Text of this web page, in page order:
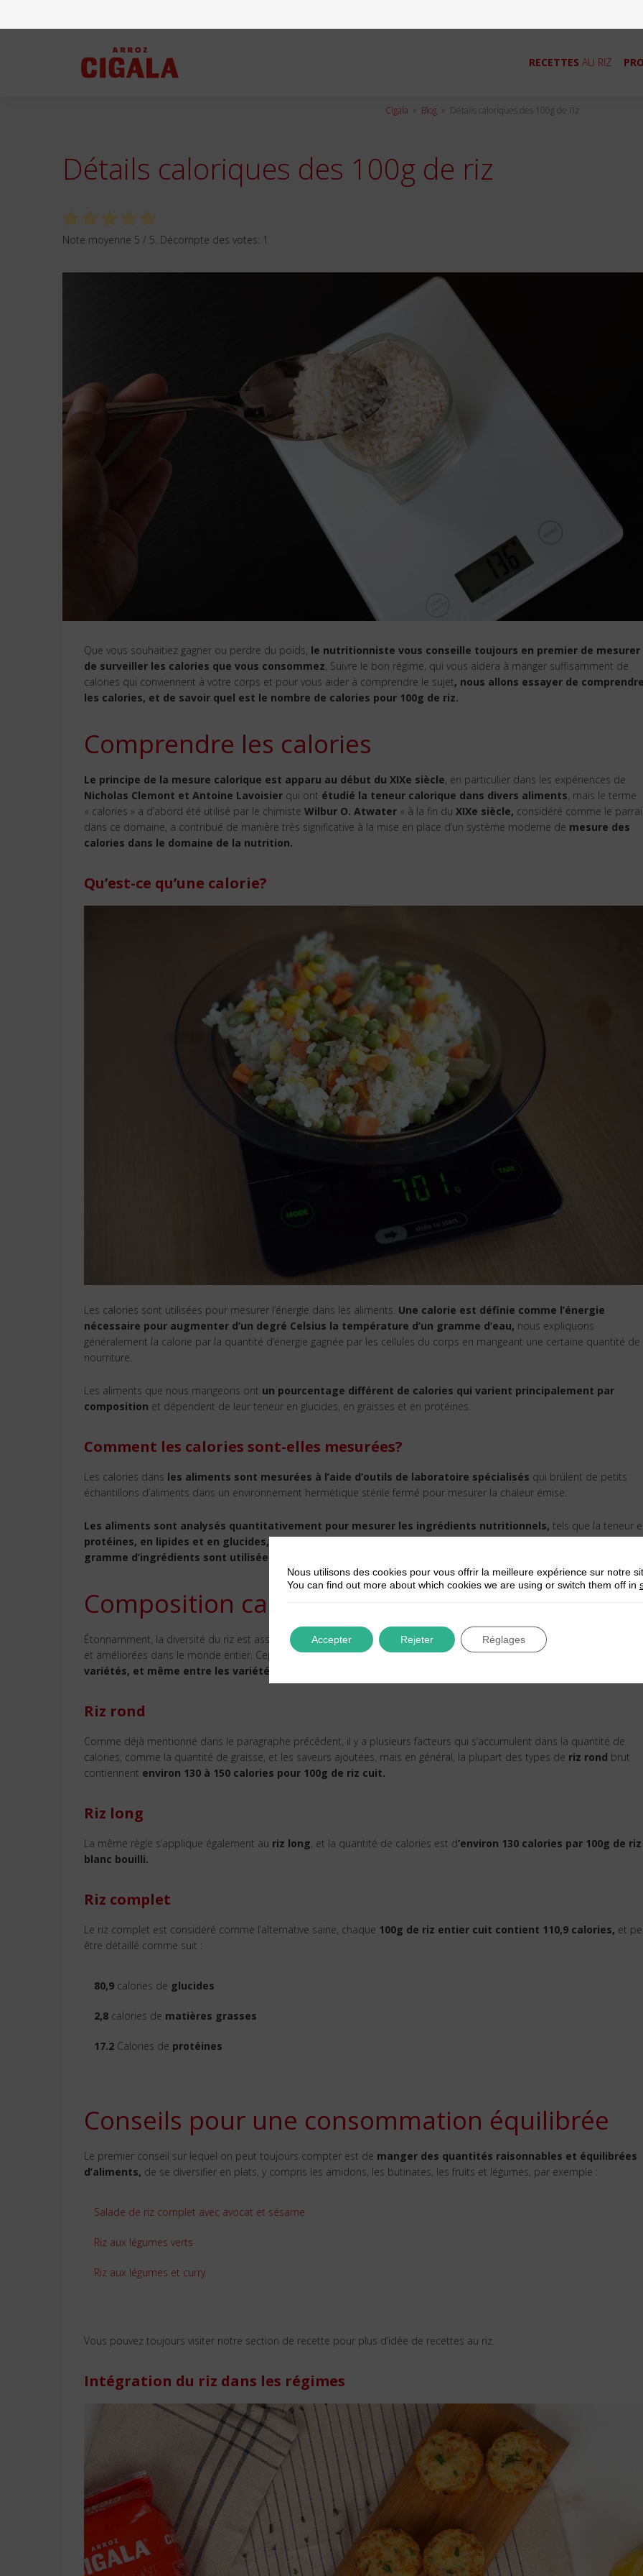
RECETTES AU RIZ
Cigala » Blog » Détails caloriques des 100g de riz
Détails caloriques des 100g de riz
Note moyenne 5 / 5. Décompte des votes: 1
Que vous souhaitiez gagner ou perdre du poids, le nutritionniste vous conseille toujours en premier de mesurer
de surveiller les calories que vous consommez , Suivre le bon régime, qui vous aidera à manger suffisamment de
calories qui conviennent à votre corps et pour vous aider à comprendre le sujet, nous allons essayer de comprendre
les calories, et de savoir quel est le nombre de calories pour 100g de riz.
Comprendre les calories
Le principe de la mesure calorique est apparu au début du XIXe siècle , en particulier dans les expériences de
Nicholas Clemont et Antoine Lavoisier qui ont étudié la teneur calorique dans divers aliments , mais le terme
« calories » a d’abord été utilisé par le chimiste Wilbur O. Atwater « à la fin du XIXe siècle, considéré comme le
dans ce domaine, a contribué de manière très significative à la mise en place d’un système moderne de mesure des
calories dans le domaine de la nutrition.
Qu’est-ce qu’une calorie?
Les calories sont utilisées pour mesurer l’énergie dans les aliments. Une calorie est définie comme l’énergie
nécessaire pour augmenter d’un degré Celsius la température d’un gramme d’eau, nous expliquons
généralement la calorie par la quantité d’énergie gagnée par les cellules du corps en mangeant une certaine quantité de
nourriture.
Les aliments que nous mangeons ont un pourcentage différent de calories qui varient principalement par
composition et dépendent de leur teneur en glucides, en graisses et en protéines.
Comment les calories sont-elles mesurées?
Les calories dans les aliments sont mesurées à l’aide d’outils de laboratoire spécialisés qui brûlent de petits
échantillons d’aliments dans un environnement hermétique stérile fermé pour mesurer la chaleur émise.
Les aliments sont analysés quantitativement pour mesurer les ingrédients nutritionnels, tels que la teneur
protéines, en lipides et en glucides,lorsque l’on connaît la quantité de ces substances, les valeurs connues de
gramme d’ingrédients sont utilisées pour calculer les calories totales.
Composition calorique des 100g de riz
Étonnamment, la diversité du riz est assez énorme, et on estime qu’il y a plus de 40 000 variétés de riz différentes
et améliorées dans le monde entier. Cependant,les ratios caloriques peuvent varier entre les espèces et les
variétés, et même entre les variétés, mais les différences ne sont pas très grandes.
Riz rond
Comme déjà mentionné dans le paragraphe précédent, il y a plusieurs facteurs qui s’accumulent dans la quantité de
calories, comme la quantité de graisse, et les saveurs ajoutées, mais en général, la plupart des types de riz rond brut
contiennent environ 130 à 150 calories pour 100g de riz cuit.
Riz long
La même règle s’applique également au riz long , et la quantité de calories est d’environ 130 calories par 100g de riz
blanc bouilli.
Riz complet
Le riz complet est considéré comme l’alternative saine, chaque 100g de riz entier cuit contient 110,9 calories, et
être détaillé comme suit :
80,9 calories de glucides
2,8 calories de matières grasses
17.2 Calories de protéines
Conseils pour une consommation équilibrée
Le premier conseil sur lequel on peut toujours compter est de manger des quantités raisonnables et équilibrées
d’aliments, de se diversifier en plats, y compris les amidons, les butinates, les fruits et légumes, par exemple :
Salade de riz complet avec avocat et sésame
Riz aux légumes verts
Riz aux légumes et curry
Vous pouvez toujours visiter notre section de recette pour plus d’idée de recettes au riz.
Intégration du riz dans les régimes
Nous utilisons des cookies pour vous offrir la meilleure expérience sur notre
You can find out more about which cookies we are using or switch them off in
Accepter Rejeter Réglages